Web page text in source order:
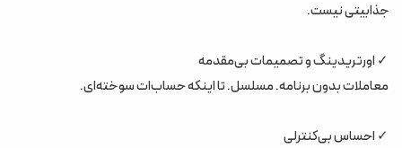
جذابیتی نیست.
✓ اورتریدینگ و تصمیمات بی‌مقدمه
معاملات بدون برنامه. مسلسل. تا اینکه حساب‌ات سوخته‌ای.
✓ احساس بی‌کنترلی